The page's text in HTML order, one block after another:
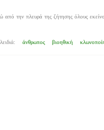
την πλευρά της ζήτησης όλους
άνθρωπος βιοηθική